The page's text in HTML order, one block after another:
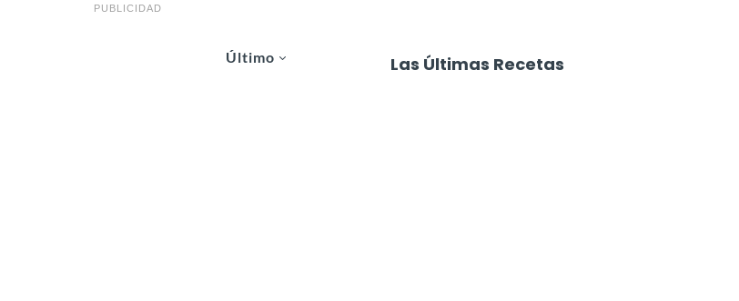
PUBLICIDAD
Último Las Últimas Recetas